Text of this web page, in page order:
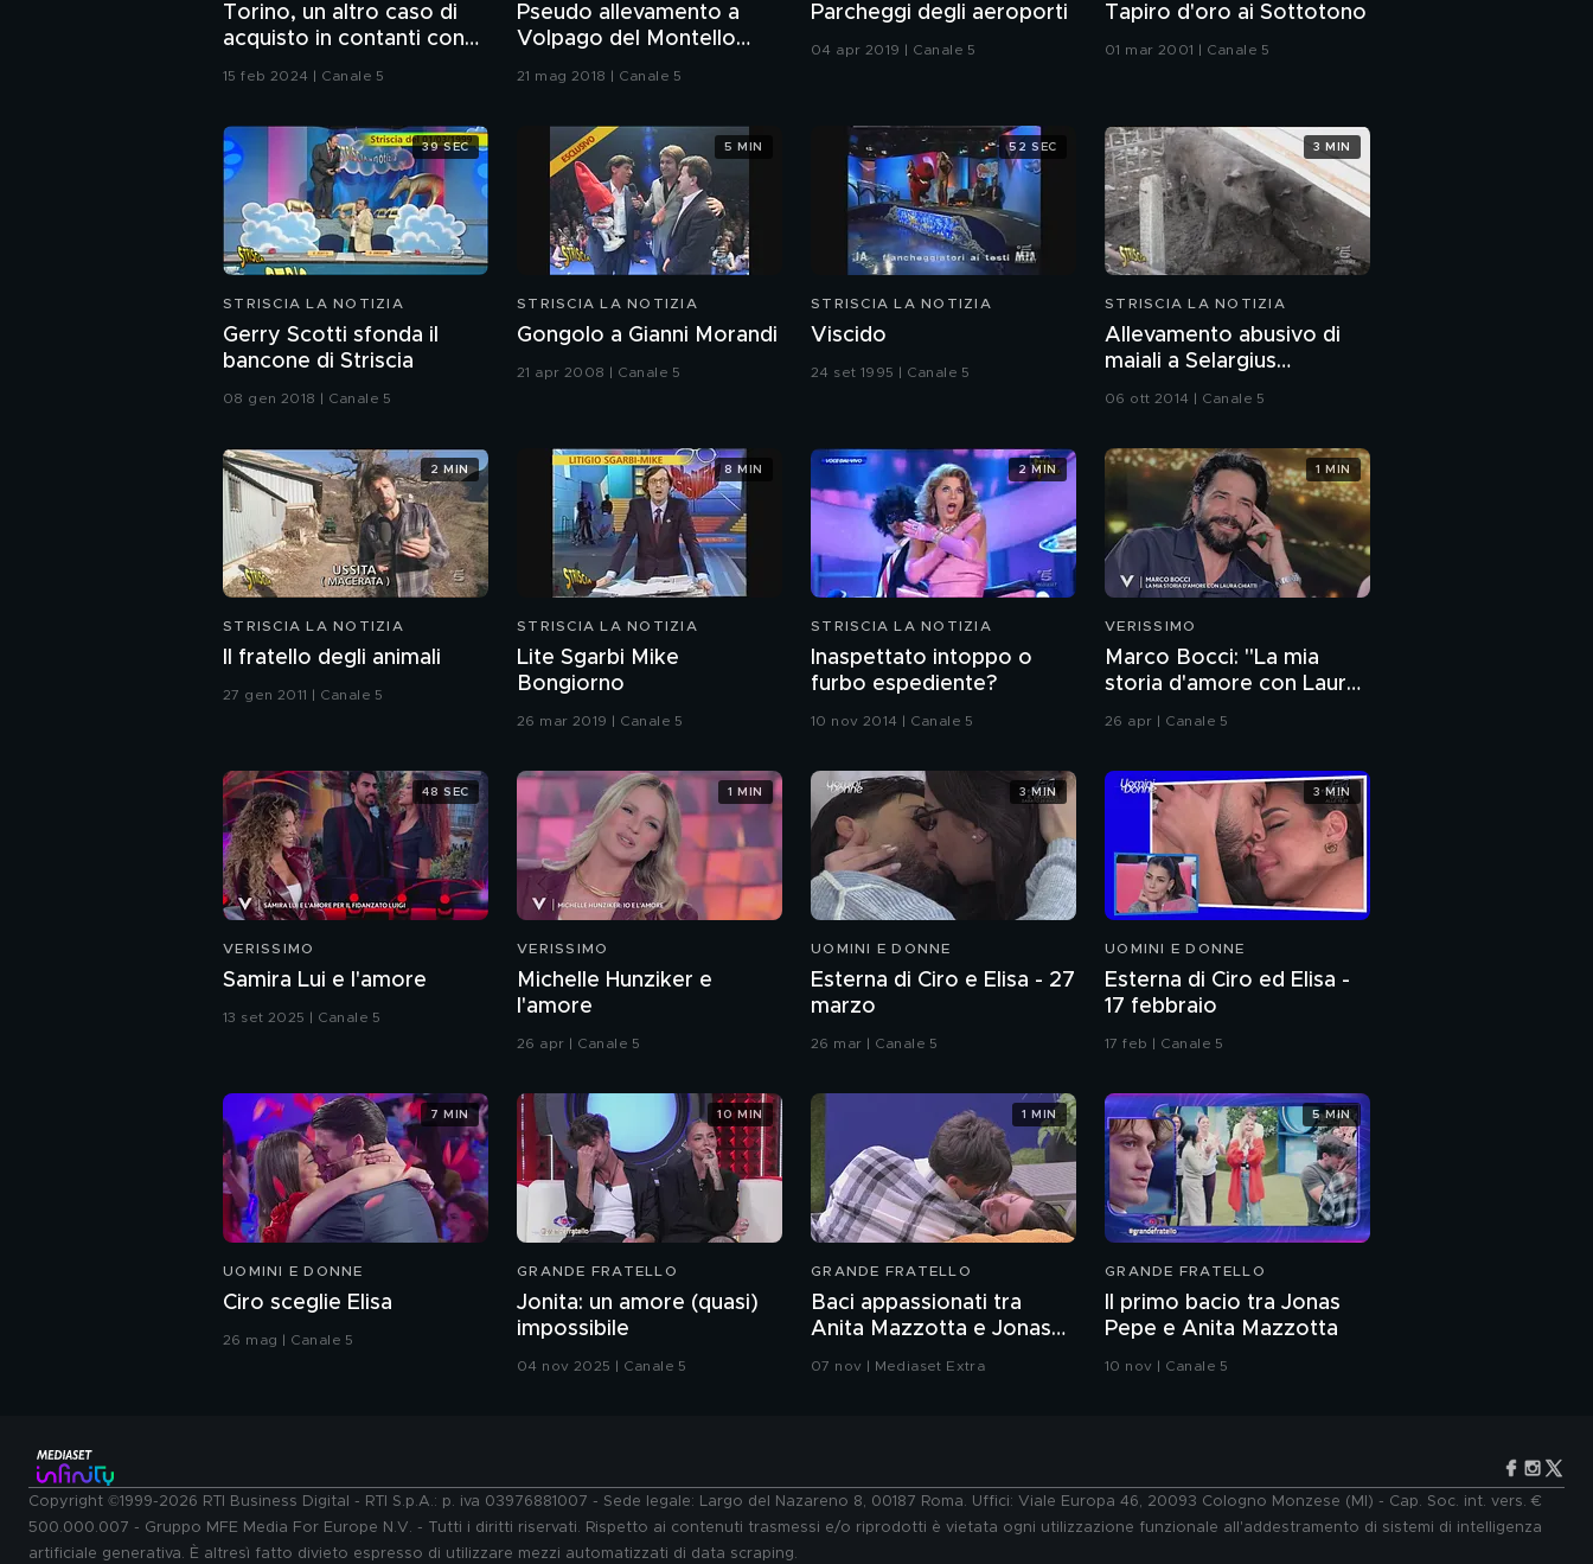
Torino, un altro caso di
acquisto in contanti con
lo "strappo"
15 feb 2024 | Canale 5
Pseudo allevamento a
Volpago del Montello
21 mag 2018 | Canale 5
Parcheggi degli aeroporti
04 apr 2019 | Canale 5
Tapiro d'oro ai Sottotono
01 mar 2001 | Canale 5
STRISCIA LA NOTIZIA
Gerry Scotti sfonda il
bancone di Striscia
08 gen 2018 | Canale 5
39 SEC
STRISCIA LA NOTIZIA
Gongolo a Gianni Morandi
21 apr 2008 | Canale 5
5 MIN
STRISCIA LA NOTIZIA
Viscido
24 set 1995 | Canale 5
52 SEC
STRISCIA LA NOTIZIA
Allevamento abusivo di
maiali a Selargius
06 ott 2014 | Canale 5
3 MIN
STRISCIA LA NOTIZIA
Il fratello degli animali
27 gen 2011 | Canale 5
2 MIN
STRISCIA LA NOTIZIA
Lite Sgarbi Mike
Bongiorno
26 mar 2019 | Canale 5
8 MIN
STRISCIA LA NOTIZIA
Inaspettato intoppo o
furbo espediente?
10 nov 2014 | Canale 5
2 MIN
VERISSIMO
Marco Bocci: "La mia
storia d'amore con Laura
Chiatti"
26 apr | Canale 5
1 MIN
VERISSIMO
Samira Lui e l'amore
13 set 2025 | Canale 5
48 SEC
VERISSIMO
Michelle Hunziker e
l'amore
26 apr | Canale 5
1 MIN
UOMINI E DONNE
Esterna di Ciro e Elisa - 27
marzo
26 mar | Canale 5
3 MIN
UOMINI E DONNE
Esterna di Ciro ed Elisa -
17 febbraio
17 feb | Canale 5
3 MIN
UOMINI E DONNE
Ciro sceglie Elisa
26 mag | Canale 5
7 MIN
GRANDE FRATELLO
Jonita: un amore (quasi)
impossibile
04 nov 2025 | Canale 5
10 MIN
GRANDE FRATELLO
Baci appassionati tra
Anita Mazzotta e Jonas
07 nov | Mediaset Extra
1 MIN
GRANDE FRATELLO
Il primo bacio tra Jonas
Pepe e Anita Mazzotta
10 nov | Canale 5
5 MIN
Copyright ©1999-2026 RTI Business Digital - RTI S.p.A.: p. iva 03976881007 - Sede legale: Largo del Nazareno 8, 00187 Roma. Uffici: Viale Europa 46, 20093 Cologno Monzese (MI) - Cap. Soc. int. vers. €
500.000.007 - Gruppo MFE Media For Europe N.V. - Tutti i diritti riservati. Rispetto ai contenuti trasmessi e/o riprodotti è vietata ogni utilizzazione funzionale all'addestramento di sistemi di intelligenza
artificiale generativa. È altresì fatto divieto espresso di utilizzare mezzi automatizzati di data scraping.